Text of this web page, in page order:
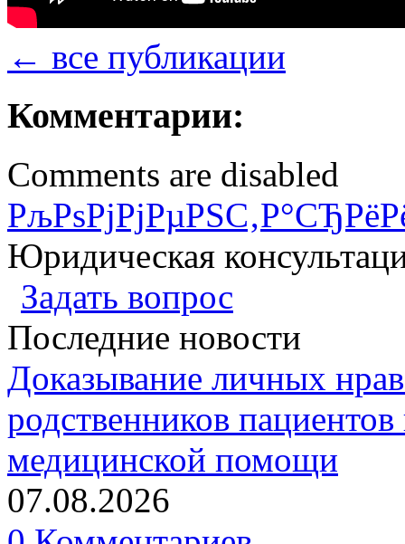
← все публикации
Комментарии:
Comments are disabled
Юридическая
Задать вопрос
Последние новости
Доказывание личных
родственников
медицинской помощи
07.08.2026